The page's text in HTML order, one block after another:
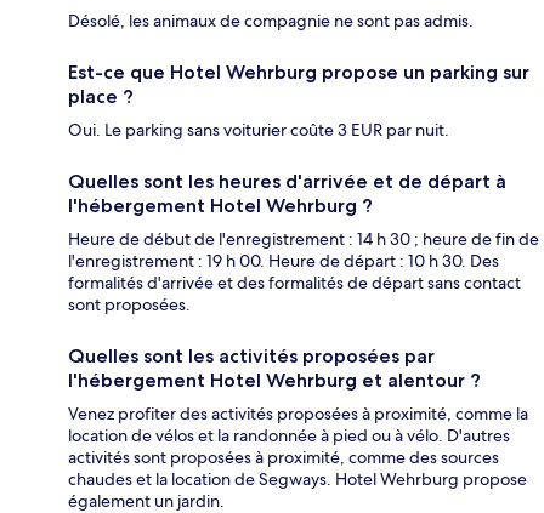
Désolé, les animaux de compagnie ne sont pas admis.
Est-ce que Hotel Wehrburg propose un parking sur
place ?
Oui. Le parking sans voiturier coûte 3 EUR par nuit.
Quelles sont les heures d'arrivée et de départ à
l'hébergement Hotel Wehrburg ?
Heure de début de l'enregistrement : 14 h 30 ; heure de fin de
l'enregistrement : 19 h 00. Heure de départ : 10 h 30. Des
formalités d'arrivée et des formalités de départ sans contact
sont proposées.
Quelles sont les activités proposées par
l'hébergement Hotel Wehrburg et alentour ?
Venez profiter des activités proposées à proximité, comme la
location de vélos et la randonnée à pied ou à vélo. D'autres
activités sont proposées à proximité, comme des sources
chaudes et la location de Segways. Hotel Wehrburg propose
également un jardin.